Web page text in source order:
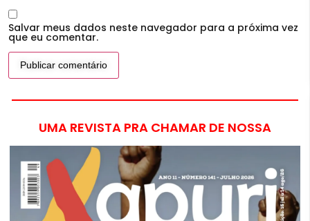
Salvar meus dados neste navegador para a próxima vez
que eu comentar.
UMA REVISTA PRA CHAMAR DE NOSSA